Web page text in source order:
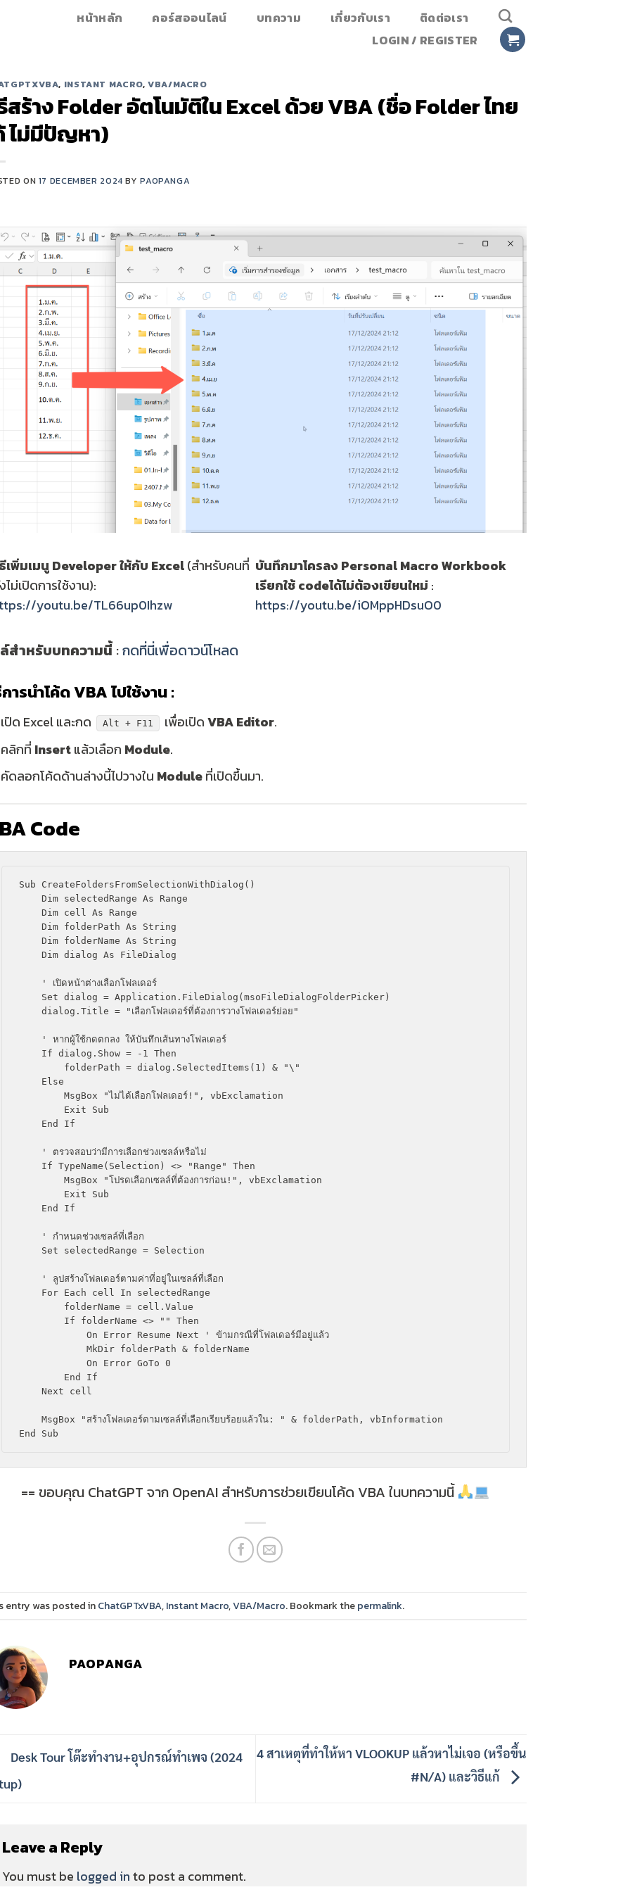
หน้าหลัก คอร์สออนไลน์ บทความ เกี่ยวกับเรา
ติดต่อเรา
LOGIN / REGISTER
, INSTANT MACRO,VBA/MACRO
สร้าง Folder อัตโนมัติใน Excel ด้วย VBA (ชื่อ Folder ไทย
ไม่มีปัญหา)
ON 17 DECEMBER 2024 BYPAOPANGA
เพิ่มเมนู Developer ให้กับ Excel(สำหรับคนที่
ไม่เปิดการใช้งาน):
youtu.be/TL66up0Ihzw
บันทึกมาโครลง Personal Macro Workbook
เรียกใช้ codeได้ไม่ต้องเขียนใหม่:
https://youtu.be/iOMppHDsuO0
สำหรับบทความนี้:กดที่นี่เพื่อดาวน์โหลด
ารนำโค้ด VBA ไปใช้งาน :
เปิด Excel และกด Alt + F11 เพื่อเปิดVBA Editor.
คลิกที่ Insertแล้วเลือก Module.
คัดลอกโค้ดด้านล่างนี้ไปวางใน Moduleที่เปิดขึ้นมา.
Code
Sub CreateFoldersFromSelectionWithDialog()
== ขอบคุณ ChatGPT จาก OpenAI สำหรับการช่วยเขียนโค้ด VBA ในบทความนี้
entry was posted inChatGPTxVBA,Instant Macro,VBA/Macro. Bookmark thepermalink.
PAOPANGA
Desk Tour โต๊ะทำงาน+อุปกรณ์ทำเพจ (2024
4 สาเหตุที่ทำให้หา VLOOKUP แล้วหาไม่เจอ (หรือขึ้น
#N/A) และวิธีแก้
Leave a Reply
You must be logged into post a comment.